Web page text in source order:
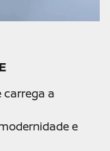
carrega a
e